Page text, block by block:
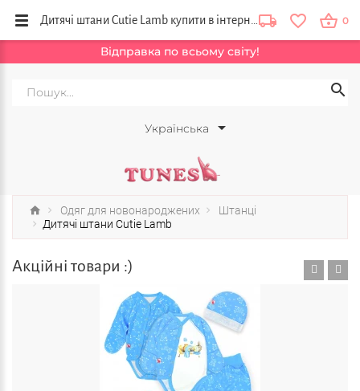
Відправка по всьому світу!
Українська
0
Одяг для новонароджених
Штанці
Дитячі штани Cutie Lamb
Акційні товари :)